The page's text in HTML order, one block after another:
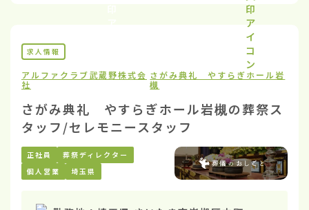
求人情報
アルファクラブ武蔵野株式会
社
さがみ典礼 やすらぎホール岩
槻
さがみ典礼 やすらぎホール岩槻の葬祭ス
タッフ/セレモニースタッフ
正社員
葬祭ディレクター
個人営業
埼玉県